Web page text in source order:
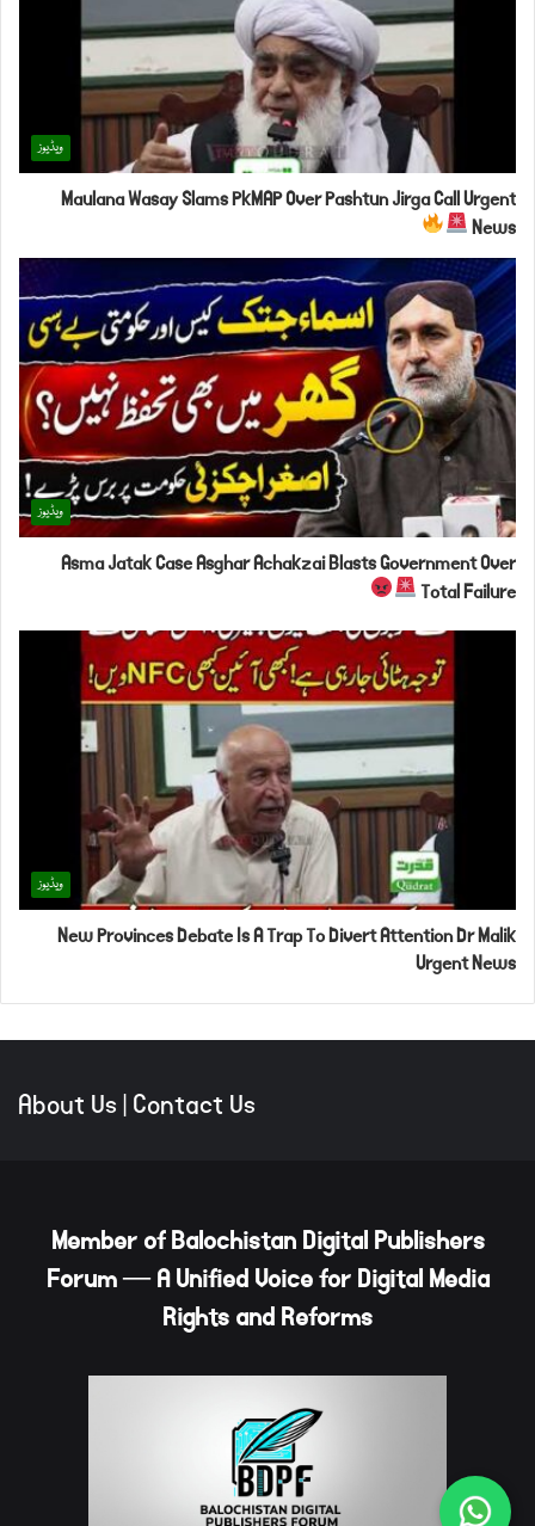
ویڈیوز
Maulana Wasay Slams PkMAP Over Pashtun Jirga Call Urgent
News
ویڈیوز
Asma Jatak Case Asghar Achakzai Blasts Government Over
Total Failure
ویڈیوز
New Provinces Debate Is A Trap To Divert Attention Dr Malik
Urgent News
About Us|Contact Us
Member of Balochistan Digital Publishers
Forum — A Unified Voice for Digital Media
Rights and Reforms